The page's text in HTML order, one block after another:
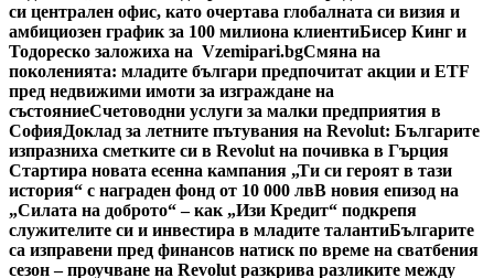
си централен офис, като очертава глобалната си визия и
амбициозен график за 100 милиона клиентиБисер Кинг и
Тодореско заложиха на Vzemipari.bgСмяна на
поколенията: младите българи предпочитат акции и ETF
пред недвижими имоти за изграждане на
състояниеСчетоводни услуги за малки предприятия в
СофияДоклад за летните пътувания на Revolut: Българите
изпразниха сметките си в Revolut на почивка в Гърция
Стартира новата есенна кампания „Ти си героят в тази
история“ с награден фонд от 10 000 лвВ новия епизод на
„Силата на доброто“ – как „Изи Кредит“ подкрепя
служителите си и инвестира в младите талантиБългарите
са изправени пред финансов натиск по време на сватбения
сезон – проучване на Revolut разкрива разликите между